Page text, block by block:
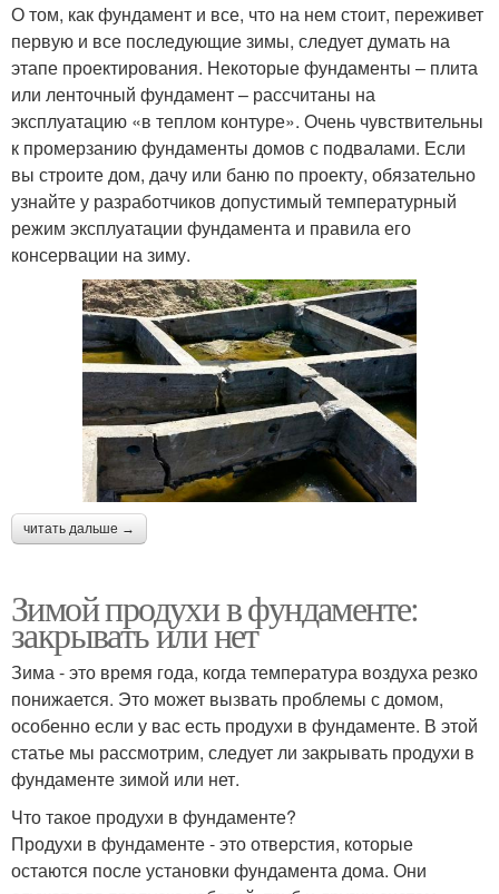
О том, как фундамент и все, что на нем стоит, переживет
первую и все последующие зимы, следует думать на
этапе проектирования. Некоторые фундаменты – плита
или ленточный фундамент – рассчитаны на
эксплуатацию «в теплом контуре». Очень чувствительны
к промерзанию фундаменты домов с подвалами. Если
вы строите дом, дачу или баню по проекту, обязательно
узнайте у разработчиков допустимый температурный
режим эксплуатации фундамента и правила его
консервации на зиму.
читать дальше →
Зимой продухи в фундаменте:
закрывать или нет
Зима - это время года, когда температура воздуха резко
понижается. Это может вызвать проблемы с домом,
особенно если у вас есть продухи в фундаменте. В этой
статье мы рассмотрим, следует ли закрывать продухи в
фундаменте зимой или нет.
Что такое продухи в фундаменте?
Продухи в фундаменте - это отверстия, которые
остаются после установки фундамента дома. Они